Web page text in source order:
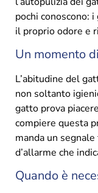
pochi conoscono:
il proprio odore e
Un momento
L’abitudine del
non soltanto
gatto prova
compiere questa
manda un
d’allarme che
Quando è